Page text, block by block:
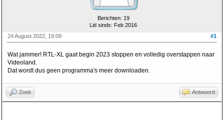
Berichten: 19
Lid sinds: Feb 2016
#1
24 August 2022, 19:09
Wat jammer! RTL-XL gaat begin 2023 stoppen en volledig overstappen naar
Videoland.
Dat wordt dus geen programma's meer downloaden.
Zoek Antwoord